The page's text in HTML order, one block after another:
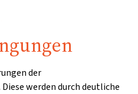
der
werden durch deutliche